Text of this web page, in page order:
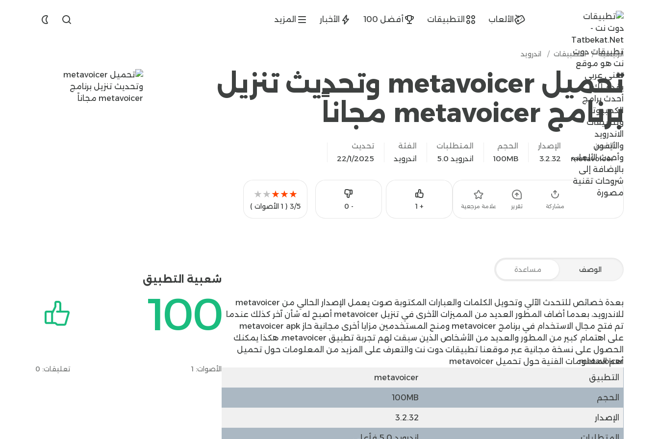
tatbekat.net
Find
الألعاب التطبيقات أفضل 100 الأخبار المزيد
الرئيسية / التطبيقات / اندرويد
تحميل metavoicer وتحديث تنزيل
برنامج metavoicer مجاناً
الاسم
metavoicer
الإصدار
3.2.32
الحجم
100MB
المتطلبات
اندرويد 5.0
الفئة
اندرويد
تحديث
22/1/2025
+
1
Like -
0
تحميل
مشاركة تقرير علامة مرجعية
★
★
★
★
★
3/5 ( 1 الأصوات )
الوصف مساعدة
بعدة خصائص للتحدث الآلي وتحويل الكلمات والعبارات المكتوبة صوت يعمل الإصدار الحالي من metavoicer
للاندرويد، بعدما أضاف المطور العديد من المميزات الأخرى في تنزيل metavoicer أصبح له شأن آخر كذلك عندما
تم فتح مجال الاستخدام في برنامج metavoicer ومنح المستخدمين مزايا أخرى مجانية حاز metavoicer apk
على اهتمام كبير من المطور والعديد من الأشخاص الذين سبقت لهم تجربة تطبيق metavoicer، هكذا يمكنك
الحصول على نسخة مجانية عبر موقعنا تطبيقات دوت نت والتعرف على المزيد من المعلومات حول تحميل
metavoicer.
أهم المعلومات الفنية حول تحميل metavoicer
التطبيق
metavoicer
الحجم 100MB
الإصدار 3.2.32
شعبية التطبيق
100
الأصوات: 1 تعليقات: 0